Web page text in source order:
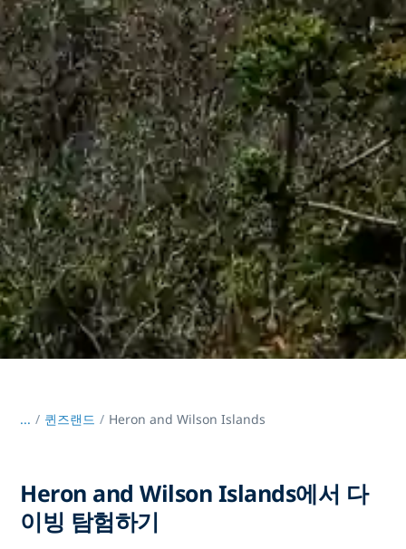
... / 퀸즈랜드 Heron and Wilson Islands
Heron and Wilson Islands에서 다
이빙 탐험하기